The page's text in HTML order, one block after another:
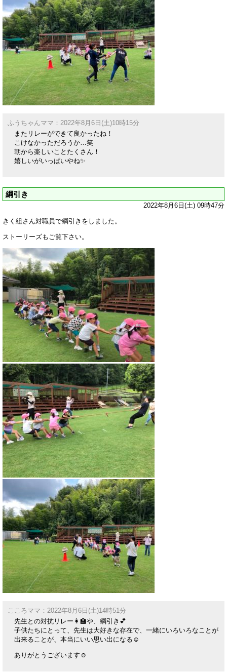
ふうちゃんママ：2022年8月6日(土)10時15分
またリレーができて良かったね！
こけなかっただろうか…笑
朝から楽しいことたくさん！
嬉しいがいっぱいやね✨
綱引き
2022年8月6日(土) 09時47分
きく組さん対職員で綱引きをしました。
ストーリーズもご覧下さい。
こころママ：2022年8月6日(土)14時51分
先生との対抗リレー👩‍🏫や、綱引き💕
子供たちにとって、先生は大好きな存在で、一緒にいろいろなことが
出来ることが、本当にいい思い出になる☺️
ありがとうございます☺️